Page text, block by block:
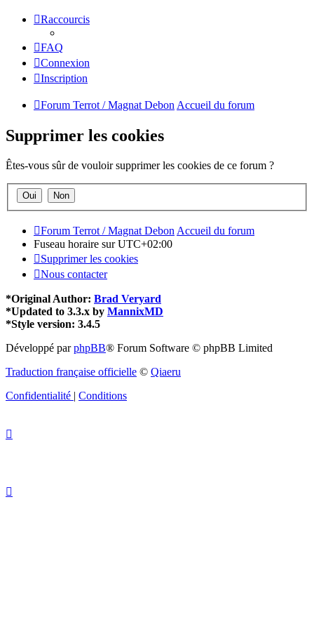
Raccourcis
FAQ
Connexion
Inscription
Forum Terrot / Magnat Debon Accueil du forum
Supprimer les cookies
Êtes-vous sûr de vouloir supprimer les cookies de ce forum ?
Forum Terrot / Magnat DebonAccueil du forum
Fuseau horaire surUTC+02:00
Supprimer les cookies
Nous contacter
*Original Author: Brad Veryard
*Updated to 3.3.x by MannixMD
*Style version: 3.4.5
Développé parphpBB® Forum Software © phpBB Limited
Traduction française officielle © Qiaeru
Confidentialité | Conditions